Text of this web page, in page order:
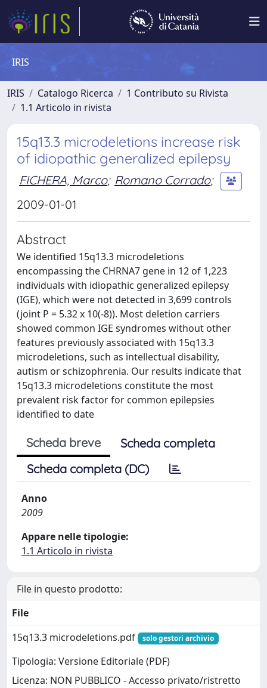
IRIS
IRIS Catalogo Ricerca
1 Contributo su Rivista
1.1 Articolo in rivista
15q13.3 microdeletions increase risk
of idiopathic generalized epilepsy
FICHERA, Marco; Romano Corrado;
2009-01-01
Abstract
We identified 15q13.3 microdeletions
encompassing the CHRNA7 gene in 12 of 1,223
individuals with idiopathic generalized epilepsy
(IGE), which were not detected in 3,699 controls
(joint P = 5.32 x 10(-8)). Most deletion carriers
showed common IGE syndromes without other
features previously associated with 15q13.3
microdeletions, such as intellectual disability,
autism or schizophrenia. Our results indicate that
15q13.3 microdeletions constitute the most
prevalent risk factor for common epilepsies
identified to date
Scheda breve
Scheda completa
Scheda completa (DC)
Anno
2009
Appare nelle tipologie:
1.1 Articolo in rivista
File in questo prodotto:
File
15q13.3 microdeletions.pdf
solo gestori archivio
Tipologia: Versione Editoriale (PDF)
Licenza: NON PUBBLICO - Accesso privato/ristretto